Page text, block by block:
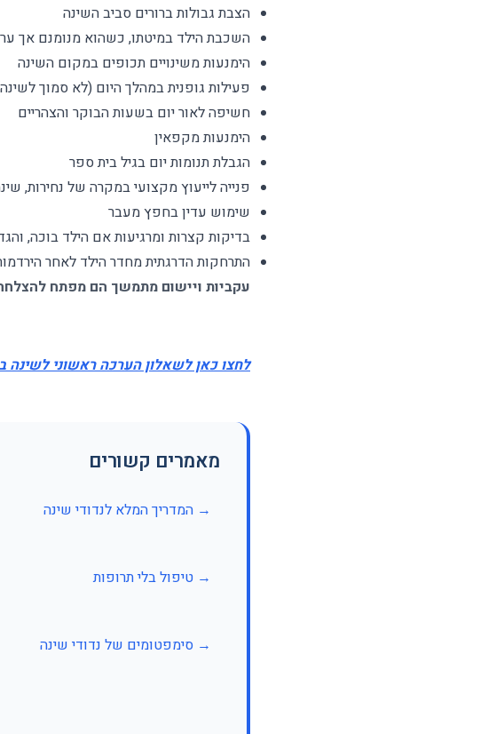
הצבת גבולות ברורים סביב השינה
השכבת הילד במיטתו, כשהוא מנומנם אך ער
הימנעות משינויים תכופים במקום השינה
פעילות גופנית במהלך היום (לא סמוך לשינה
חשיפה לאור יום בשעות הבוקר והצהריים
הימנעות מקפאין
הגבלת תנומות יום בגיל בית ספר
פנייה לייעוץ מקצועי במקרה של נחירות,
שימוש עדין בחפץ מעבר
בדיקות קצרות ומרגיעות אם הילד בוכה,
התרחקות הדרגתית מחדר הילד לאחר
עקביות ויישום מתמשך הם מפתח
לחצו כאן לשאלון הערכה ראשוני לשינה
מאמרים קשורים
→ המדריך המלא לנדודי שינה
→ טיפול בלי תרופות
→ סימפטומים של נדודי שינה